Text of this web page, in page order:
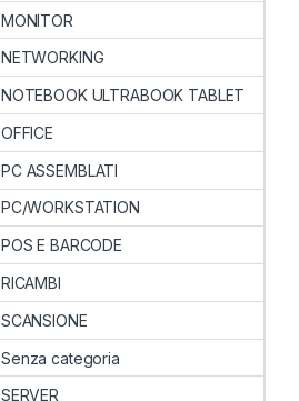
MONITOR
NETWORKING
NOTEBOOK ULTRABOOK TABLET
OFFICE
PC ASSEMBLATI
PC/WORKSTATION
POS E BARCODE
RICAMBI
SCANSIONE
Senza categoria
SERVER